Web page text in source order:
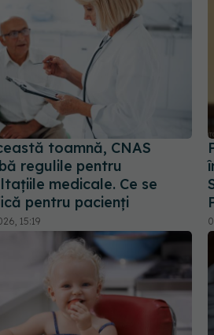
toamnă, CNAS
regulile pentru
medicale. Ce se
pentru pacienți
15:19